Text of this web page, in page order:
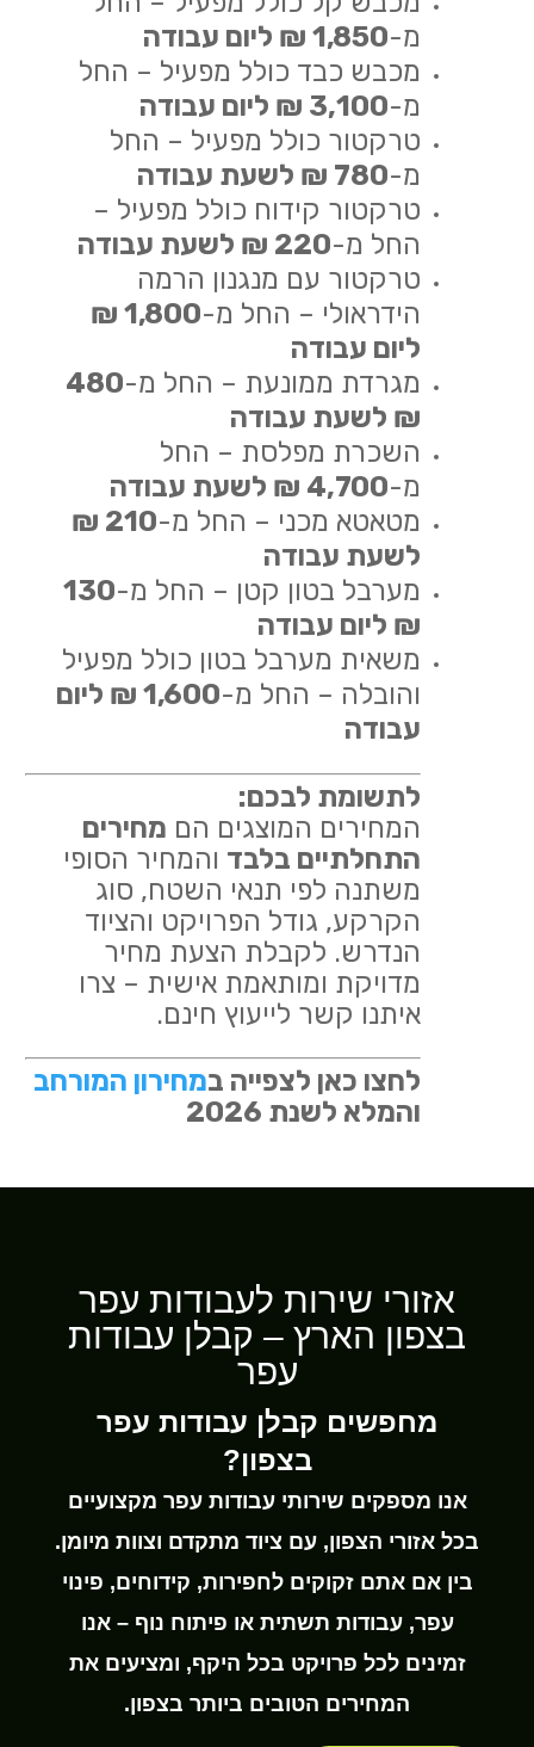
מ-1,850 ₪ ליום עבודה
מכבש כבד כולל מפעיל – החל
מ-3,100 ₪ ליום עבודה
טרקטור כולל מפעיל – החל
מ-780 ₪ לשעת עבודה
טרקטור קידוח כולל מפעיל –
החל מ-220 ₪ לשעת עבודה
טרקטור עם מנגנון הרמה
הידראולי – החל מ-
1,800 ₪
ליום עבודה
מגרדת ממונעת – החל מ-480
₪ לשעת עבודה
השכרת מפלסת – החל
מ-4,700 ₪ לשעת עבודה
מטאטא מכני – החל מ-
210 ₪
לשעת עבודה
מערבל בטון קטן – החל מ-130
₪ ליום עבודה
משאית מערבל בטון כולל מפעיל
והובלה – החל מ-
1,600 ₪ ליום
עבודה
לתשומת לבכם:
המחירים המוצגים הם מחירים
התחלתיים בלבד והמחיר הסופי
משתנה לפי תנאי השטח, סוג
הקרקע, גודל הפרויקט והציוד
הנדרש. לקבלת הצעת מחיר
מדויקת ומותאמת אישית – צרו
איתנו קשר לייעוץ חינם.
לחצו כאן לצפייה במחירון המורחב
והמלא לשנת 2026
אזורי שירות לעבודות עפר
בצפון הארץ – קבלן עבודות
עפר
מחפשים קבלן עבודות עפר
בצפון?
אנו מספקים שירותי עבודות עפר מקצועיים
בכל אזורי הצפון, עם ציוד מתקדם וצוות מיומן.
בין אם אתם זקוקים לחפירות, קידוחים, פינוי
עפר, עבודות תשתית או פיתוח נוף – אנו
זמינים לכל פרויקט בכל היקף, ומציעים את
המחירים הטובים ביותר בצפון.